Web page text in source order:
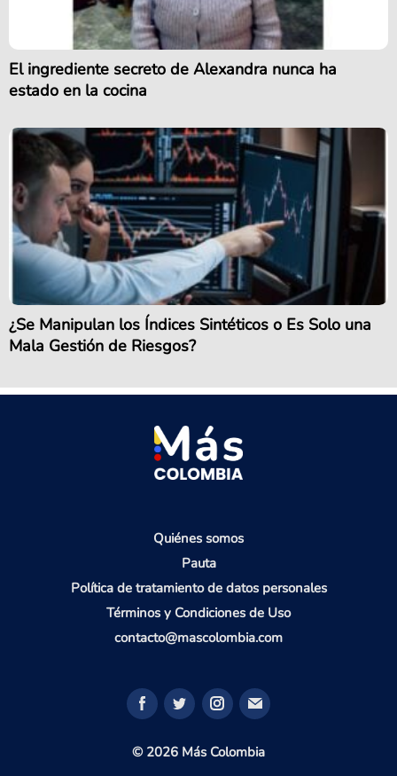
El ingrediente secreto de Alexandra nunca ha
estado en la cocina
¿Se Manipulan los Índices Sintéticos o Es Solo una
Mala Gestión de Riesgos?
Quiénes somos
Pauta
Política de tratamiento de datos personales
Términos y Condiciones de Uso
contacto@mascolombia.com
© 2026 Más Colombia